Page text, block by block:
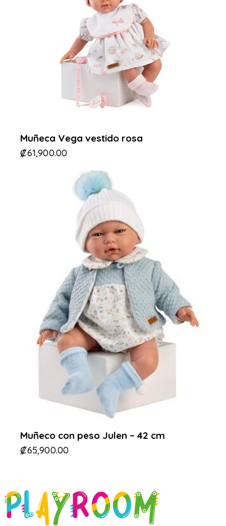
Muñeca Vega vestido rosa
₡61,900.00
Muñeco con peso Julen – 42 cm
₡65,900.00